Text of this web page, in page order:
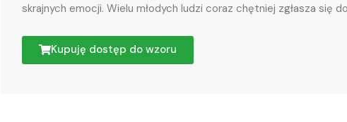
skrajnych emocji. Wielu młodych ludzi coraz chętniej zgłasza się
Kupuję dostęp do wzoru